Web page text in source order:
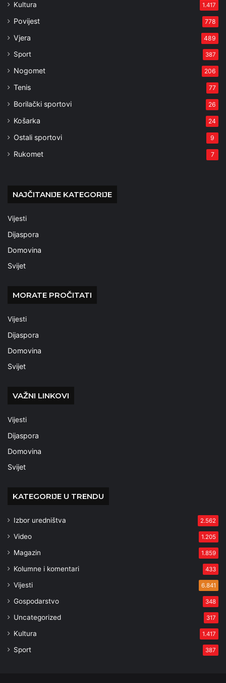
Kultura 1.417
Povijest 778
Vjera 489
Sport 387
Nogomet 206
Tenis 77
Borilački sportovi 26
Košarka 24
Ostali sportovi 9
Rukomet 7
NAJČITANIJE KATEGORIJE
Vijesti
Dijaspora
Domovina
Svijet
MORATE PROČITATI
Vijesti
Dijaspora
Domovina
Svijet
VAŽNI LINKOVI
Vijesti
Dijaspora
Domovina
Svijet
KATEGORIJE U TRENDU
Izbor uredništva 2.562
Video 1.205
Magazin 1.859
Kolumne i komentari 433
Vijesti 6.841
Gospodarstvo 348
Uncategorized 317
Kultura 1.417
Sport 387